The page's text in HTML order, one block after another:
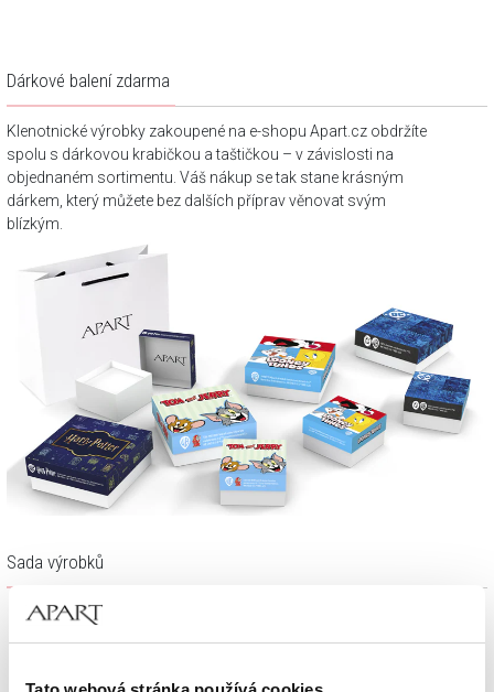
Dárkové balení zdarma
Klenotnické výrobky zakoupené na e-shopu Apart.cz obdržíte
spolu s dárkovou krabičkou a taštičkou – v závislosti na
objednaném sortimentu. Váš nákup se tak stane krásným
dárkem, který můžete bez dalších příprav věnovat svým
blízkým.
Sada výrobků